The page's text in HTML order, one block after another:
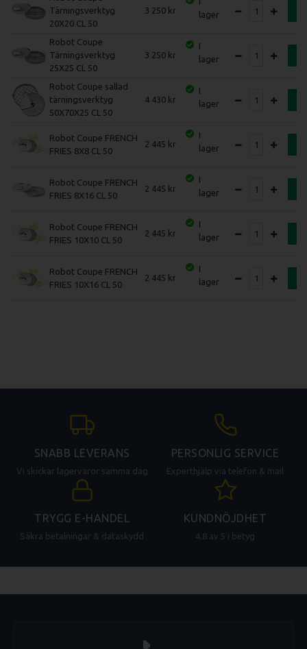
Tärningsverktyg
20X20 CL 50
3 250
lager
Robot Coupe
Tärningsverktyg
25X25 CL 50
3 250
I
lager
Robot Coupe sallad
tärningsverktyg
50X70X25 CL 50
4 430
I
lager
Robot Coupe FRENCH
FRIES 8X8 CL 50
2 445
I
lager
Robot Coupe FRENCH
FRIES 8X16 CL 50
2 445
I
lager
Robot Coupe FRENCH
FRIES 10X10 CL 50
2 445
I
lager
Robot Coupe FRENCH
FRIES 10X16 CL 50
2 445
I
lager
SNABB LEVERANS
Vi skickar lagervaror samma dag
PERSONLIG SERVICE
Experthjälp via telefon & mail
TRYGG E-HANDEL
Säkra betalningar & dataskydd
KUNDNÖJDHET
4.8 av 5 i betyg